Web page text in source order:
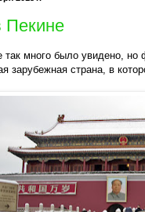
Пекине
так много было увидено,
зарубежная страна, в